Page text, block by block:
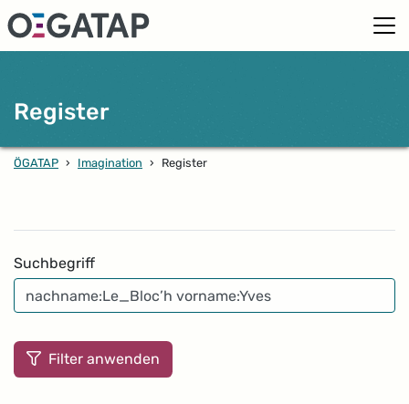
Register
ÖGATAP › Imagination › Register
Suchbegriff
Filter anwenden